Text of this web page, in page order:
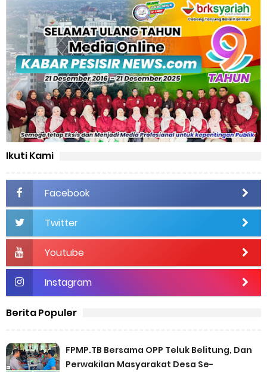
Ikuti Kami
Facebook
Twitter
Youtube
Instagram
Berita Populer
FPMP.TB Bersama OPP Teluk Belitung, Dan
Perwakilan Masyarakat Desa Se-